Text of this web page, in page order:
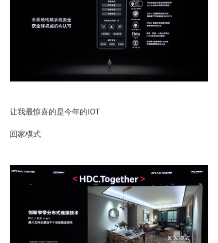
让我最惊喜的是今年的IOT
回家模式